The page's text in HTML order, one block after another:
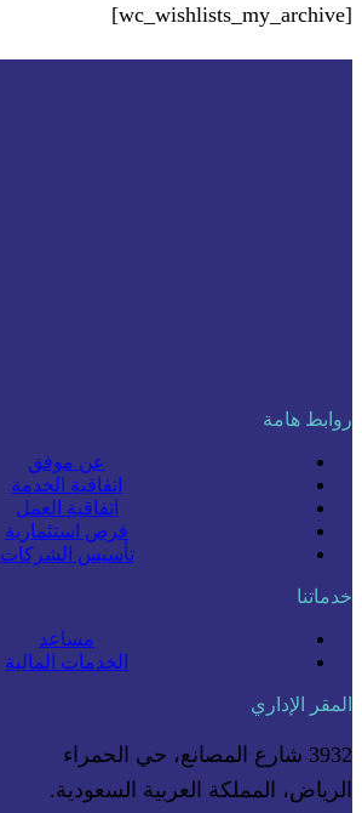
[wc_wishlists_my_archive]
روابط هامة
عن موفق
اتفاقية الخدمة
اتفاقية العمل
فرص استثمارية
تأسيس الشركات
خدماتنا
مساعد
الخدمات المالية
المقر الإداري
3932 شارع المصانع، حي الحمراء
الرياض، المملكة العربية السعودية.